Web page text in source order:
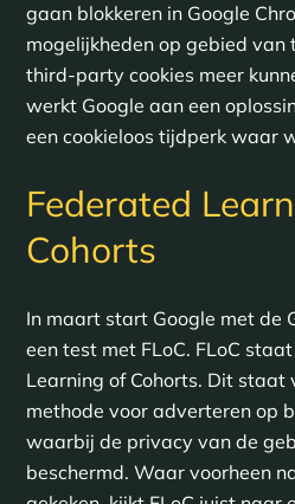
gaan blokkeren in Google
mogelijkheden op gebied
third-party cookies meer
werkt Google aan een
een cookieloos tijdperk waar
Federated
Cohorts
In maart start Google met de
een test met FLoC. FLoC
Learning of Cohorts. Dit staat
methode voor adverteren op
waarbij de privacy van de
beschermd. Waar voorheen